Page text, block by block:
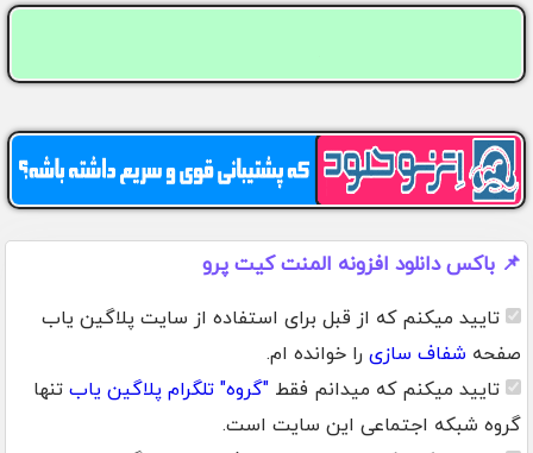
📌 باکس دانلود افزونه المنت کیت پرو
تایید میکنم که از قبل برای استفاده از سایت پلاگین یاب
صفحه شفاف سازی را خوانده ام.
تایید میکنم که میدانم فقط "گروه" تلگرام پلاگین یاب تنها
گروه شبکه اجتماعی این سایت است.